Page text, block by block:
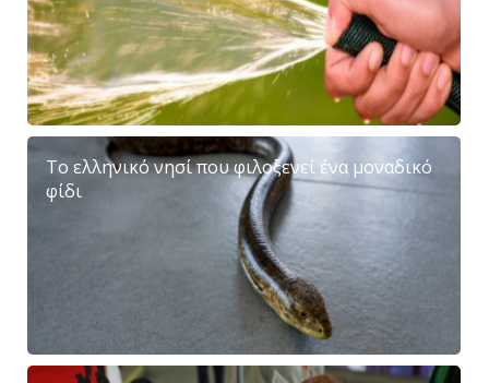
Το ελληνικό νησί που φιλοξενεί ένα μοναδικό
φίδι